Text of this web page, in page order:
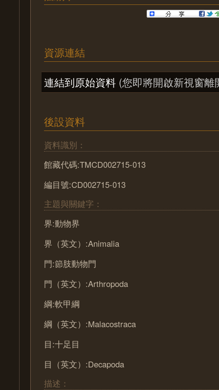
資源連結
連結到原始資料 (您即將開啟新視窗離
後設資料
資料識別：
館藏代碼:TMCD002715-013
編目號:CD002715-013
主題與關鍵字：
界:動物界
界（英文）:Animalia
門:節肢動物門
門（英文）:Arthropoda
綱:軟甲綱
綱（英文）:Malacostraca
目:十足目
目（英文）:Decapoda
描述：